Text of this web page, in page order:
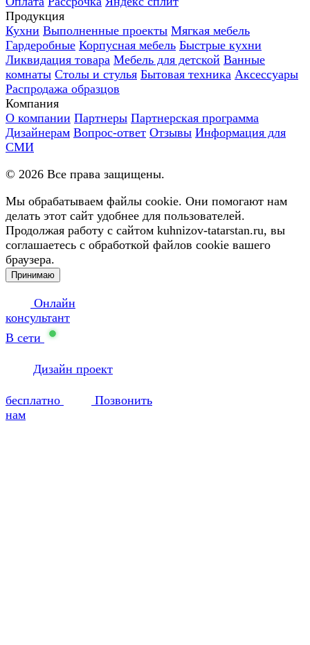
Продукция
Кухни Выполненные проекты Мягкая мебель
Гардеробные Корпусная мебель Быстрые кухни
Ликвидация товара Мебель для детской Ванные
комнаты Столы и стулья Бытовая техника Аксессуары
Распродажа образцов
Компания
О компании Партнеры Партнерская программа
Дизайнерам Вопрос-ответ Отзывы Информация для
СМИ
© 2026 Все права защищены.
Мы обрабатываем файлы cookie. Они помогают нам
делать этот сайт удобнее для пользователей.
Продолжая работу с сайтом kuhnizov-tatarstan.ru, вы
соглашаетесь с обработкой файлов cookie вашего
браузера.
Принимаю
Онлайн
консультант
В сети
Дизайн проект
бесплатно
Позвонить
нам